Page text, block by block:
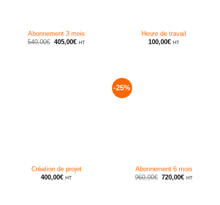
Abonnement 3 mois
540,00€ Le
405,00€Le
HT
Heure de travail
100,00€ HT
Création de projet
400,00€ HT
-25%
Abonnement 6 mois
960,00€ Le
720,00€Le
HT